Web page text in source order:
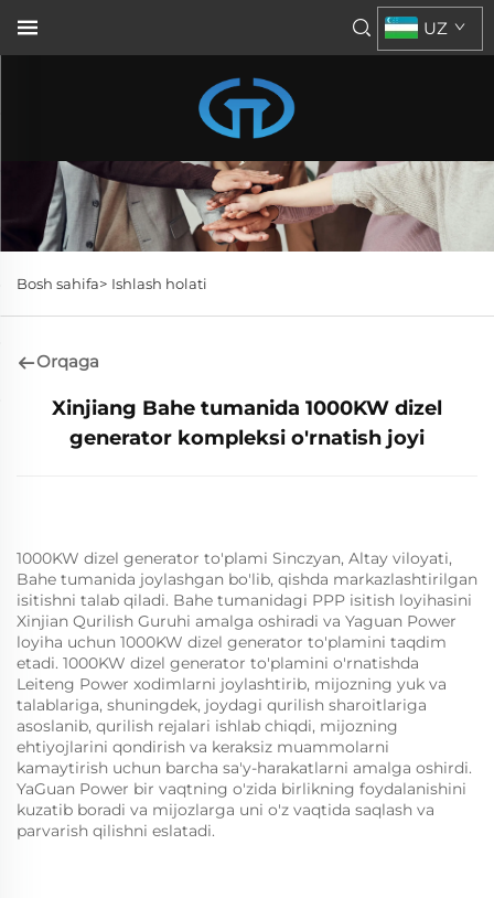
UZ
Bosh sahifa> Ishlash holati
Orqaga
Xinjiang Bahe tumanida 1000KW dizel
generator kompleksi o'rnatish joyi
1000KW dizel generator to'plami Sinczyan, Altay viloyati,
Bahe tumanida joylashgan bo'lib, qishda markazlashtirilgan
isitishni talab qiladi. Bahe tumanidagi PPP isitish loyihasini
Xinjian Qurilish Guruhi amalga oshiradi va Yaguan Power
loyiha uchun 1000KW dizel generator to'plamini taqdim
etadi. 1000KW dizel generator to'plamini o'rnatishda
Leiteng Power xodimlarni joylashtirib, mijozning yuk va
talablariga, shuningdek, joydagi qurilish sharoitlariga
asoslanib, qurilish rejalari ishlab chiqdi, mijozning
ehtiyojlarini qondirish va keraksiz muammolarni
kamaytirish uchun barcha sa'y-harakatlarni amalga oshirdi.
YaGuan Power bir vaqtning o'zida birlikning foydalanishini
kuzatib boradi va mijozlarga uni o'z vaqtida saqlash va
parvarish qilishni eslatadi.